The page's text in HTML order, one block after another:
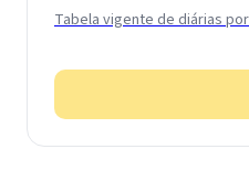
Tabela vigente de diárias